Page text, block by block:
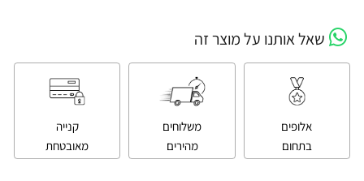
שאל אותנו על מוצר זה
אלופים
בתחום
משלוחים
מהירים
קנייה
מאובטחת